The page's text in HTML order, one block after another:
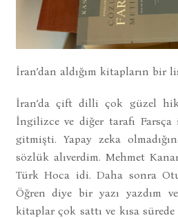
İran’dan aldığım kitapların bir
İran’da çift dilli çok güzel
İngilizce ve diğer tarafı
gitmişti. Yapay zeka
sözlük alıverdim. Mehmet
Türk Hoca idi. Daha sonra
Öğren diye bir yazı yazdım
kitaplar çok sattı ve kısa